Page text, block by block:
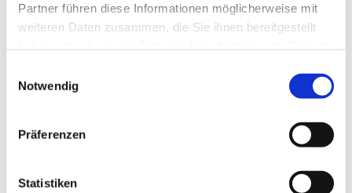
Partner führen diese Informationen möglicherweise mit
weiteren Daten zusammen, die Sie ihnen bereitgestellt
Notwendig
Präferenzen
Statistiken
Zur Umfrage gelangen Sie hier.
Geschrieben von